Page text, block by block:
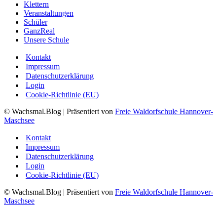
Klettern
Veranstaltungen
Schüler
GanzReal
Unsere Schule
Kontakt
Impressum
Datenschutzerklärung
Login
Cookie-Richtlinie (EU)
© Wachsmal.Blog | Präsentiert von Freie Waldorfschule Hannover-
Maschsee
Kontakt
Impressum
Datenschutzerklärung
Login
Cookie-Richtlinie (EU)
© Wachsmal.Blog | Präsentiert von Freie Waldorfschule Hannover-
Maschsee